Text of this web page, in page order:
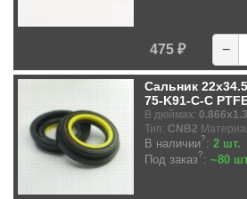
475 ₽ −
Сальник
75-K91-C-C
В дюймах:
Тип: CNB2
В наличии?: 2 шт.
Под заказ?: ~80